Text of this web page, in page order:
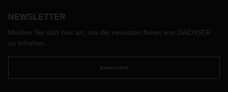
NEWSLETTER
Melden Sie sich hier an, um die neuesten News von DACHSER
zu erhalten.
Anmelden